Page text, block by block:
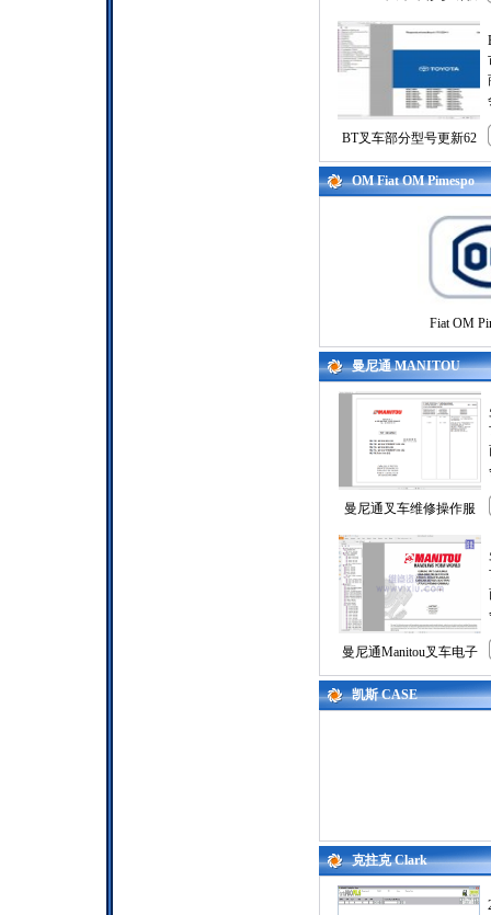
BT叉车部分型号更新62
OM Fiat OM Pimespo
Fiat OM
曼尼通 MANITOU
曼尼通叉车维修操作服
曼尼通Manitou叉车电子
凯斯 CASE
克拄克 Clark